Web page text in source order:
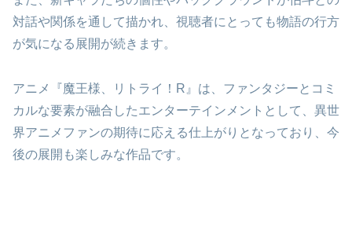
対話や関係を通して描かれ、視聴者にとっても物語の行方
が気になる展開が続きます。
アニメ『魔王様、リトライ！R』は、ファンタジーとコミ
カルな要素が融合したエンターテインメントとして、異世
界アニメファンの期待に応える仕上がりとなっており、今
後の展開も楽しみな作品です。